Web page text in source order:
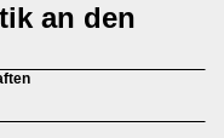
an den